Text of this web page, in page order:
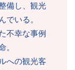
備し、観光
でいる。
不幸な事例
。
への観光客